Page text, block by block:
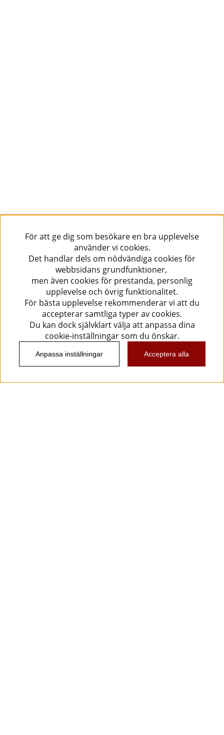
För att ge dig som besökare en bra upplevelse
använder vi cookies.
Det handlar dels om nödvändiga cookies för
webbsidans grundfunktioner,
men även cookies för prestanda, personlig
upplevelse och övrig funktionalitet.
För bästa upplevelse rekommenderar vi att du
accepterar samtliga typer av cookies.
Du kan dock självklart välja att anpassa dina
cookie-inställningar som du önskar.
Anpassa inställningar Acceptera alla